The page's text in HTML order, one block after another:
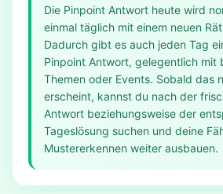
Die Pinpoint Antwort heute wird
einmal täglich mit einem neuen
Dadurch gibt es auch jeden Tag
Pinpoint Antwort, gelegentlich mit
Themen oder Events. Sobald das
erscheint, kannst du nach der
Antwort beziehungsweise der
Tageslösung suchen und deine
Mustererkennen weiter ausbauen.